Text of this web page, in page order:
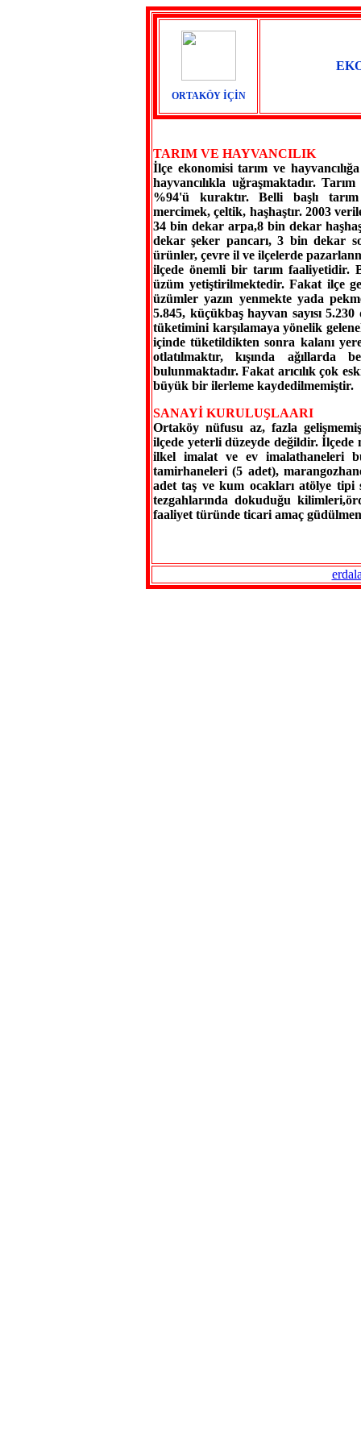
ORTAKÖY İÇİN
TARIM VE HAYVANCILIK
İlçe ekonomisi tarım ve
hayvancılıkla uğraşmaktadır.
%94'ü kuraktır. Belli başlı tarım
mercimek, çeltik, haşhaştır. 2003
34 bin dekar arpa,8 bin dekar
dekar şeker pancarı, 3 bin dekar
ürünler, çevre il ve ilçelerde
ilçede önemli bir tarım faaliyetidir.
üzüm yetiştirilmektedir. Fakat ilçe
üzümler yazın yenmekte yada
5.845, küçükbaş hayvan sayısı
tüketimini karşılamaya yönelik
içinde tüketildikten sonra kalanı
otlatılmaktır, kışında ağıllarda
bulunmaktadır. Fakat arıcılık çok
büyük bir ilerleme kaydedilmemiştir.
SANAYİ KURULUŞLAARI
Ortaköy nüfusu az, fazla
ilçede yeterli düzeyde değildir.
ilkel imalat ve ev imalathaneleri
tamirhaneleri (5 adet),
adet taş ve kum ocakları atölye tipi
tezgahlarında dokuduğu
faaliyet türünde ticari amaç